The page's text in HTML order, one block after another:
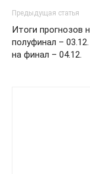
Предыдущая статья
Итоги прогнозов
полуфинал –
на финал – 04.12.